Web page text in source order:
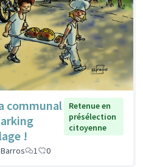
communal
!
Retenue en
présélection
citoyenne
1 0